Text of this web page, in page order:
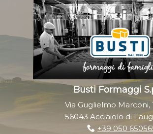
Busti Formaggi
Via Guglielmo Marconi,
56043 Acciaiolo di
+39 050